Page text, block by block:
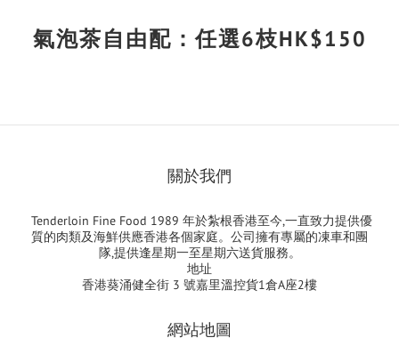
氣泡茶自由配：任選6枝HK$150
關於我們
Tenderloin Fine Food 1989 年於紮根香港至今,一直致力提供優
質的肉類及海鮮供應香港各個家庭。公司擁有專屬的凍車和團
隊,提供逢星期一至星期六送貨服務。
地址
香港葵涌健全街 3 號嘉里溫控貨1倉A座2樓
網站地圖